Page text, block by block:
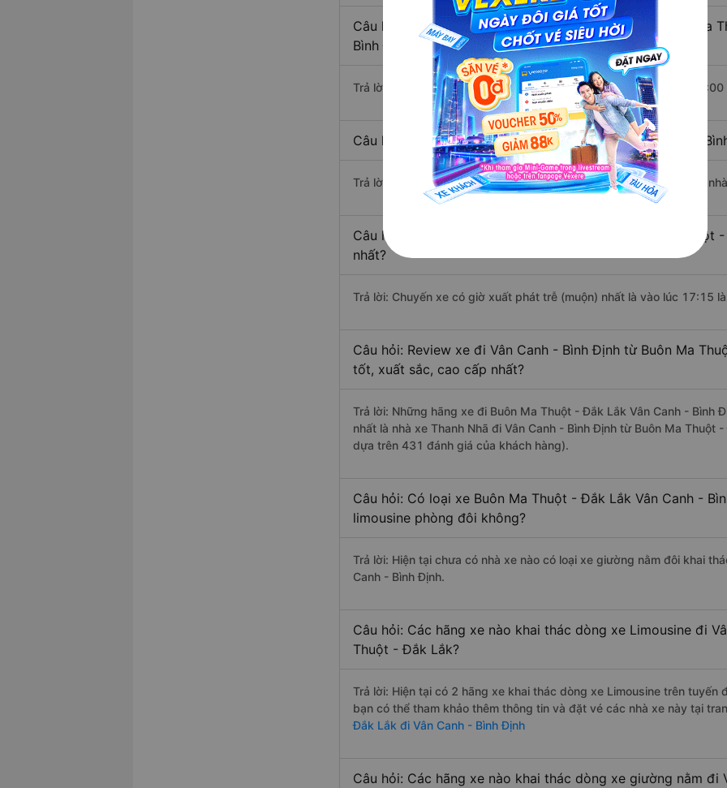
Câu hỏi: Mỗi ngày có bao nhiêu chuyến xe khách Buôn Ma
Bình Định ?
Trả lời: Trung bình mỗi ngày có khoảng 2 chuyến xe bắt đầu từ
Câu hỏi: Nhà xe đi Buôn Ma Thuột - Đắk Lắk Vân Canh -
Trả lời: Chuyến xe có giờ xuất phát sớm nhất vào lúc 17:00 là của
Câu hỏi: Nhà xe đi Vân Canh - Bình Định từ Buôn Ma Thuột
nhất?
Trả lời: Chuyến xe có giờ xuất phát trễ (muộn) nhất là vào lúc 17:15
Câu hỏi: Review xe đi Vân Canh - Bình Định từ Buôn Ma
tốt, xuất sắc, cao cấp nhất?
Trả lời: Những hãng xe đi Buôn Ma Thuột - Đắk Lắk Vân Canh - Bình
nhất là nhà xe Thanh Nhã đi Vân Canh - Bình Định từ Buôn Ma
dựa trên 431 đánh giá của khách hàng).
Câu hỏi: Có loại xe Buôn Ma Thuột - Đắk Lắk Vân Canh -
limousine phòng đôi không?
Trả lời: Hiện tại chưa có nhà xe nào có loại xe giường nằm đôi khai
Canh - Bình Định.
Câu hỏi: Các hãng xe nào khai thác dòng xe Limousine đi
Thuột - Đắk Lắk?
Trả lời: Hiện tại có 2 hãng xe khai thác dòng xe Limousine trên tuyến
bạn có thể tham khảo thêm thông tin và đặt vé các nhà xe này tại
Đắk Lắk đi Vân Canh - Bình Định
Câu hỏi: Các hãng xe nào khai thác dòng xe giường nằm đi